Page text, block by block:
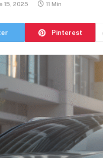
15, 2025 11 Min
Pinterest